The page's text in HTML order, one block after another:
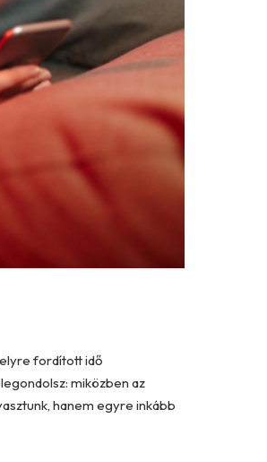
fordított idő
miközben az
hanem egyre inkább